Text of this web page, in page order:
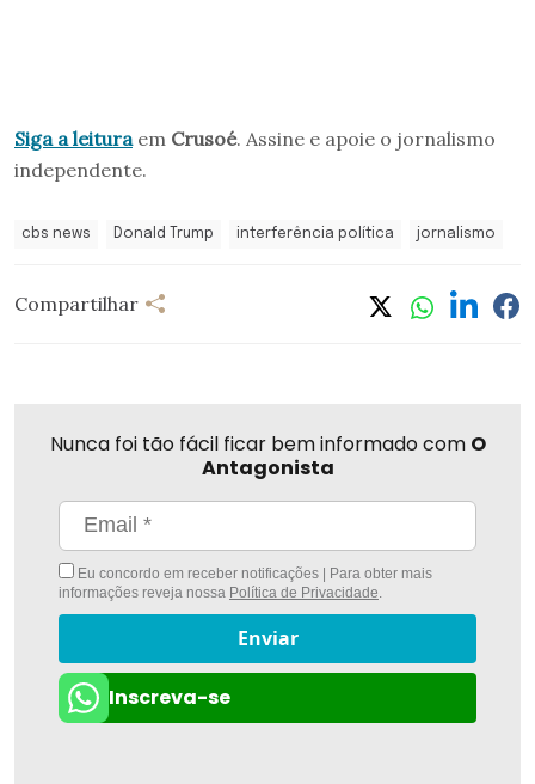
Siga a leituraem Crusoé. Assine e apoie o jornalismo
independente.
cbs news Donald Trump interferência política jornalismo
Compartilhar
Nunca foi tão fácil ficar bem informado com O
Antagonista
Eu concordo em receber notificações | Para obter mais
informações reveja nossa Política de Privacidade.
Enviar
Inscreva-se